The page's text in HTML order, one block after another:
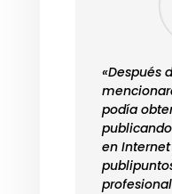
«Después
podía
en